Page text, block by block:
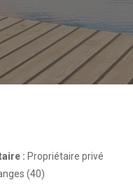
: Propriétaire privé
(40)